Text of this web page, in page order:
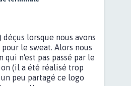
lorsque nous avons
le sweat. Alors nous
qui n'est pas passé par le
(il a été réalisé trop
peu partagé ce logo